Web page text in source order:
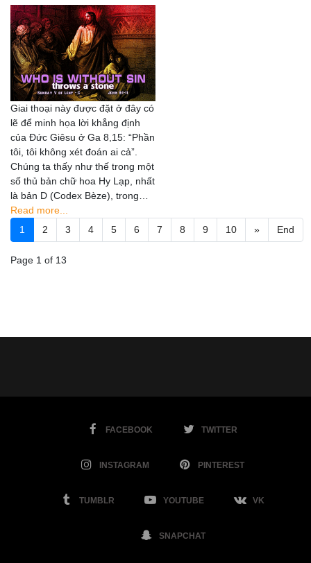
Giai thoại này được đặt ở đây có
lẽ để minh họa lời khẳng định
của Đức Giêsu ở Ga 8,15: “Phần
tôi, tôi không xét đoán ai cả”.
Chúng ta thấy như thế trong một
số thủ bản chữ hoa Hy Lạp, nhất
là bản D (Codex Bèze), trong…
Read more...
1
2 3 4 5 6 7 8 9 10 » End
Page 1 of 13
FACEBOOK TWITTER
INSTAGRAM PINTEREST
TUMBLR YOUTUBE VK
SNAPCHAT